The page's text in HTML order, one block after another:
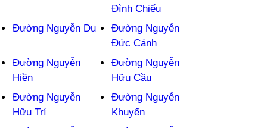
Đình Chiểu
Đường Nguyễn Du
Đường Nguyễn
Đức Cảnh
Đường Nguyễn
Hiền
Đường Nguyễn
Hữu Cầu
Đường Nguyễn
Hữu Trí
Đường Nguyễn
Khuyến